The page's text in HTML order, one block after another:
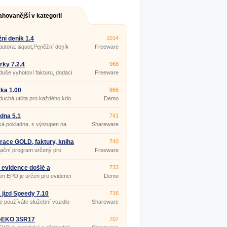
v kategorii
deník 1.4
&quot;Peněžní deník
k evidenci příjmů a výdajů, k
průkazného vedení daňové
1014
Freeware
7.2.4
vyhotoví fakturu, dodací
doklad bez zvláštních
968
Freeware
1.00
utilita pro každého kdo
v hotovosti.
866
Demo
5.1
pokladna, s výstupen na
741
Shareware
GOLD, faktury, kniha
7.64
program určený pro
a rychlé vystavení faktury,
vzorových a
faktur a dodacích
opakovaného použití
možnost připojení
740
Freeware
evidence došlé a
pošty 14.1.7
EPO je určen pro evidenci
úřady nebo organizace.
733
Demo
jízd Speedy 7.10
používáte služební vozidlo
vozidlo nebo soukromé
potřebujete evidovat knihu
tento program je pro vás
716
Shareware
3SR17
707